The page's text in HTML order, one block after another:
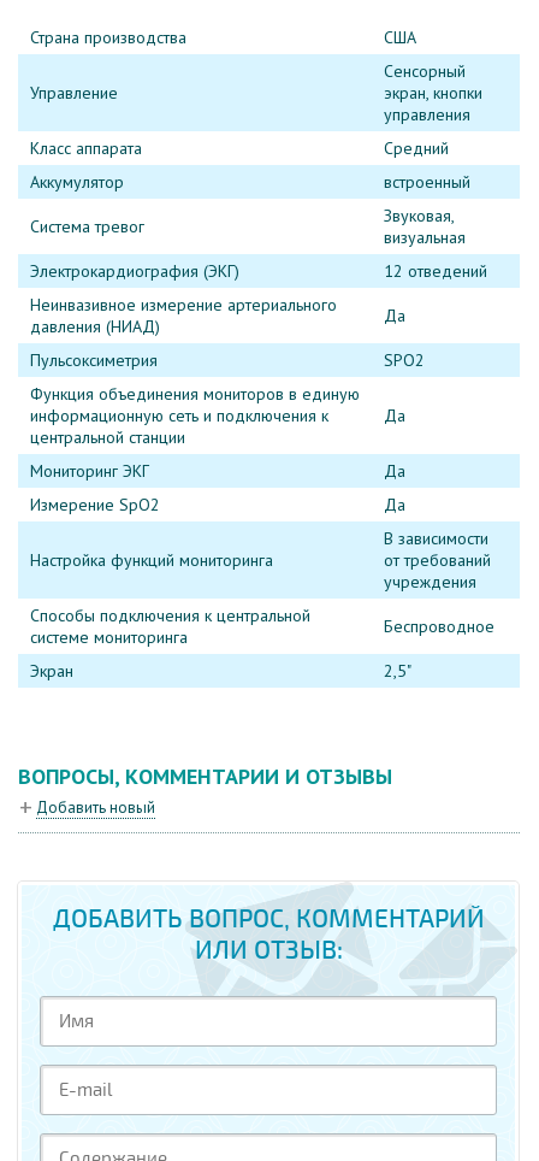
Страна производства США
Управление
Сенсорный
экран, кнопки
управления
Класс аппарата
Средний
Аккумулятор
встроенный
Система тревог
Звуковая,
визуальная
Электрокардиография (ЭКГ)
12 отведений
Неинвазивное измерение артериального
давления (НИАД)
Да
Пульсоксиметрия
SPO2
Функция объединения мониторов в единую
информационную сеть и подключения к
центральной станции
Да
Мониторинг ЭКГ
Да
Измерение SpO2
Да
Настройка функций мониторинга
В зависимости
от требований
учреждения
Способы подключения к центральной
системе мониторинга
Беспроводное
Экран 2,5"
ВОПРОСЫ, КОММЕНТАРИИ И ОТЗЫВЫ
Добавить новый
ДОБАВИТЬ ВОПРОС, КОММЕНТАРИЙ
ИЛИ ОТЗЫВ: